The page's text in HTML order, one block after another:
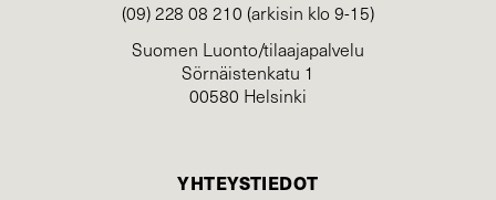
(09) 228 08 210 (arkisin klo 9-15)
Suomen Luonto/tilaajapalvelu
Sörnäistenkatu 1
00580 Helsinki
YHTEYSTIEDOT